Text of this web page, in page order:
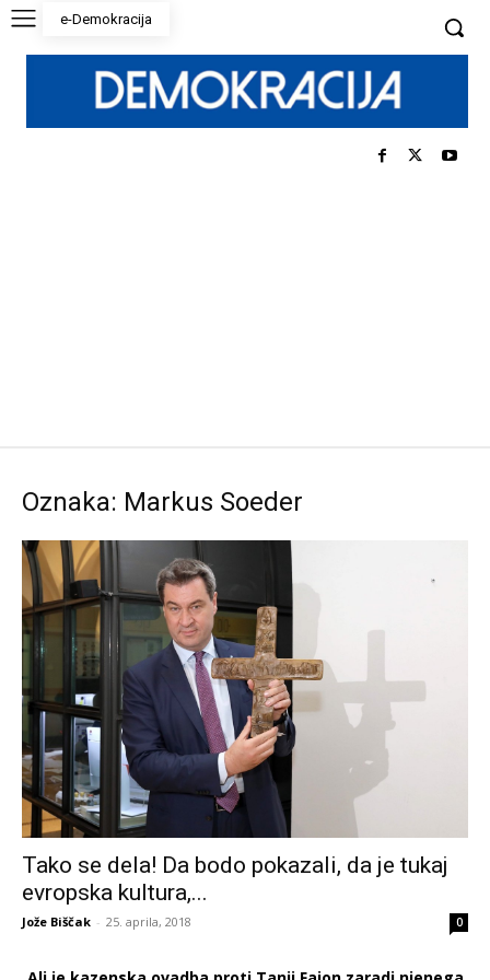
e-Demokracija
Oznaka: Markus Soeder
Tako se dela! Da bodo pokazali, da je tukaj
evropska kultura,...
Jože Biščak - 25. aprila, 2018 0